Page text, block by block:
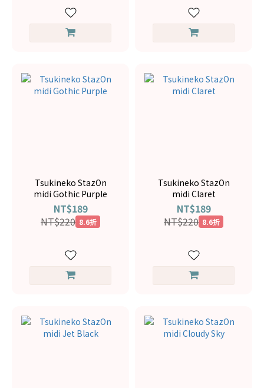
Tsukineko StazOn
midi Gothic Purple
NT$189
NT$220 8.6折
Tsukineko StazOn
midi Claret
NT$189
NT$220 8.6折